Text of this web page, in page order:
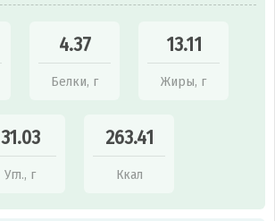
4.37
Белки, г
13.11
Жиры, г
31.03
Угл., г
263.41
Ккал